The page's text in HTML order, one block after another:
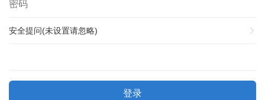
安全提问(未设置请忽略)
登录